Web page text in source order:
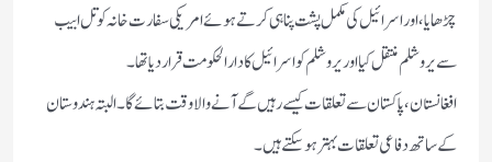
چڑھایا، اور اسرائیل کی مکمل پشت پناہی کرتے ہوئے امریکی سفارت خانہ کو تل ابیب
سے یروشلم منتقل کیا اور یروشلم کو اسرائیل کا دارالحکومت قرار دیا تھا۔
افغانستان، پاکستان سے تعلقات کیسے رہیں گے آنے والا وقت بتائے گا۔ البتہ ہندوستان
کے ساتھ دفاعی تعلقات بہتر ہوسکتے ہیں۔